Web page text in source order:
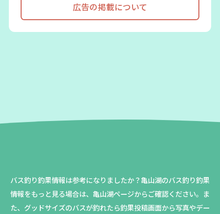
広告の掲載について
バス釣り釣果情報は参考になりましたか？亀山湖のバス釣り釣果
情報をもっと見る場合は、亀山湖ページからご確認ください。 ま
た、グッドサイズのバスが釣れたら釣果投稿画面から写真やデー